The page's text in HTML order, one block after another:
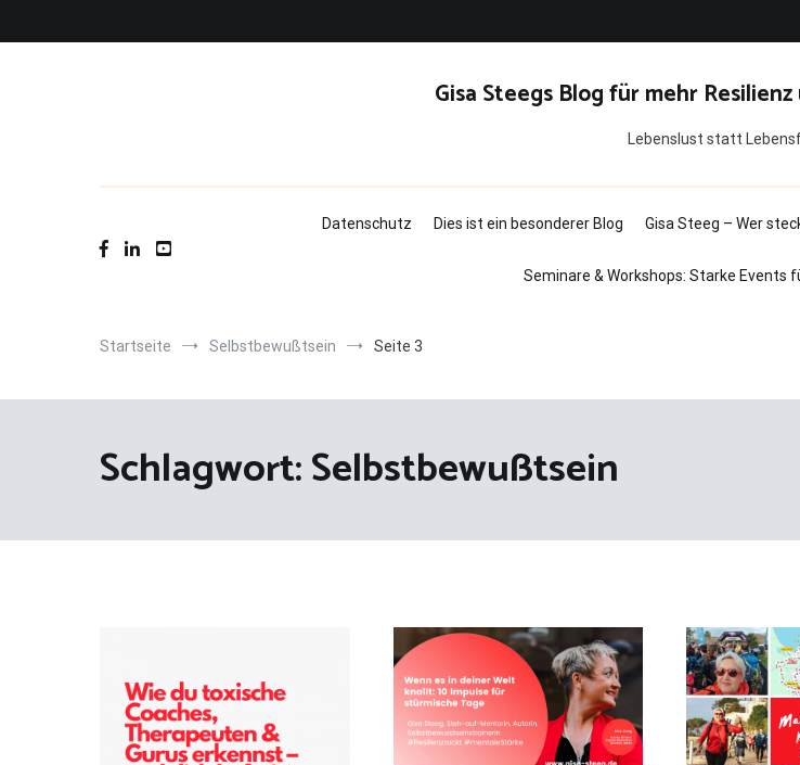
Gisa Steegs Blog für mehr
Lebenslust statt
Datenschutz Dies ist ein besonderer Blog Gisa Steeg – Wer
Seminare & Workshops: Starke Events
Startseite Selbstbewußtsein Seite 3
Schlagwort:Selbstbewußtsein